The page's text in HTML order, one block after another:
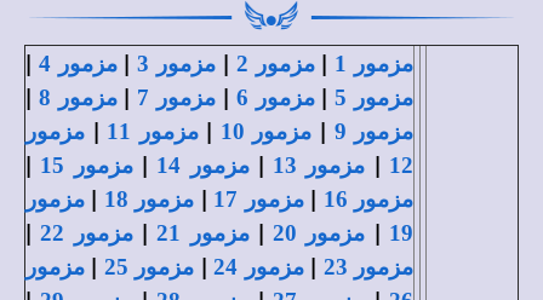
مزمور 1 |مزمور 2 | مزمور 3 |مزمور 4 |
مزمور 5 |مزمور 6 | مزمور 7 |مزمور 8 |
مزمور 9 | مزمور 10 |مزمور 11 | مزمور
12
| مزمور 13 |مزمور 14 |مزمور 15 |
مزمور 16 |مزمور 17 | مزمور 18 | مزمور
19
| مزمور 20 |مزمور 21 |مزمور 22 |
مزمور 23 |مزمور 24 | مزمور 25 | مزمور